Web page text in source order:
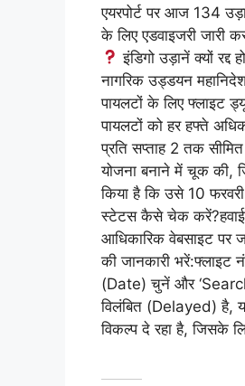
एयरपोर्ट पर आज 134
के लिए एडवाइजरी जारी
इंडिगो उड़ानें क्यों
नागरिक उड्डयन
पायलटों के लिए फ्लाइट
पायलटों को हर हफ्ते
प्रति सप्ताह 2 तक
योजना बनाने में चूक की,
किया है कि उसे 10
स्टेटस कैसे चेक करें?हवाई
आधिकारिक वेबसाइट पर
की जानकारी
(Date) चुनें और
विलंबित (Delayed) है,
विकल्प दे रहा है, जिसके